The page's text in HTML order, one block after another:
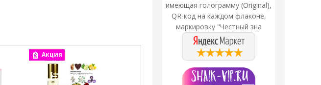
имеющая голограмму (Original),
QR-код на каждом флаконе,
маркировку "Честный зна
Акция Акция